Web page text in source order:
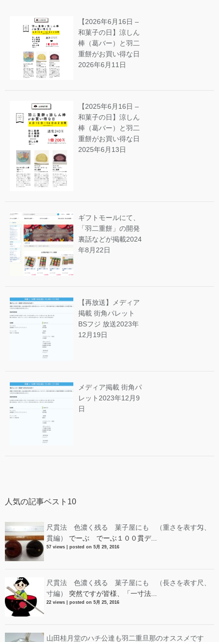
【2026年6月16日 –
和菓子の日】涼しん
棒（葛バー）と羽二
重餅がお買い得な日
2026年6月11日
【2025年6月16日 –
和菓子の日】涼しん
棒（葛バー）と羽二
重餅がお買い得な日
2025年6月13日
ギフトモールにて、
「羽二重餅」の開発
裏話などが掲載2024
年8月22日
【再放送】メディア
掲載 街角パレット
BSフジ 放送2023年
12月19日
メディア掲載 街角パ
レット 2023年12月9
日
人気の記事ベスト10
尺貫法 色濃く残る 菓子屋にも （重さを表す匁、
貫編）
でーぶ でーぶ１００貫デ...
57 views posted on 5月 29, 2016
尺貫法 色濃く残る 菓子屋にも （長さを表す尺、
寸編）
突然ですが皆様、「一寸法...
22 views posted on 5月 25, 2016
山田桂月堂のハチ公達も羽二重旦那のオススメです